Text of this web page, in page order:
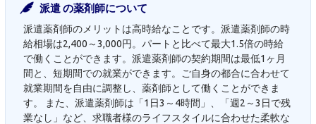
派遣 の薬剤師について
派遣薬剤師のメリットは高時給なことです。派遣薬剤師の時
給相場は2,400～3,000円。パートと比べて最大1.5倍の時給
で働くことができます。派遣薬剤師の契約期間は最低1ヶ月
間と、短期間での就業ができます。ご自身の都合に合わせて
就業期間を自由に調整し、薬剤師として働くことができま
す。 また、派遣薬剤師は「1日3～4時間」、「週2～3日で残
業なし」など、求職者様のライフスタイルに合わせた柔軟な